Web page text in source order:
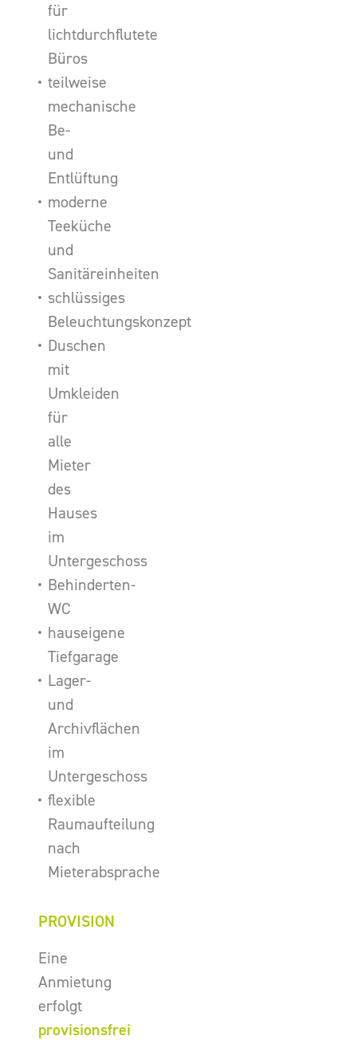
für
lichtdurchflutete
Büros
teilweise
mechanische
Be-
und
Entlüftung
moderne
Teeküche
und
Sanitäreinheiten
schlüssiges
Beleuchtungskonzept
Duschen
mit
Umkleiden
für
alle
Mieter
des
Hauses
im
Untergeschoss
Behinderten-
WC
hauseigene
Tiefgarage
Lager-
und
Archivflächen
im
Untergeschoss
flexible
Raumaufteilung
nach
Mieterabsprache
PROVISION
Eine
Anmietung
erfolgt
provisionsfrei